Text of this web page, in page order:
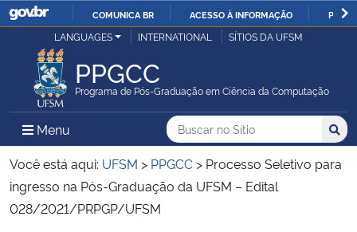
IR
COMUNICA BR ACESSO À INFORMAÇÃO
Ministério da Justiça e Segurança Pública
Ministério da Defesa
Ministério das Relações Exteriores
Ministério da Economia
LANGUAGES INTERNATIONAL SÍTIOS DA UFSM
PPGCC
Programa de Pós-Graduação em Ciência da Computação
Menu Menu Principal do Sítio
Busca
Buscar no no Sítio
Busca:
Você está aqui: UFSM > PPGCC > Processo Seletivo para
ingresso na Pós-Graduação da UFSM – Edital
028/2021/PRPGP/UFSM